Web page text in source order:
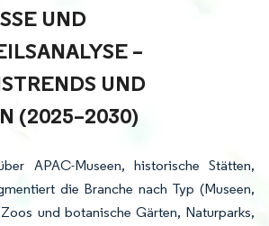
UND M
– W
UND P
(2025–2030)
APAC-Museen, historische Stätten,
die Branche nach Typ (Museen,
und botanische Gärten, Naturparks,